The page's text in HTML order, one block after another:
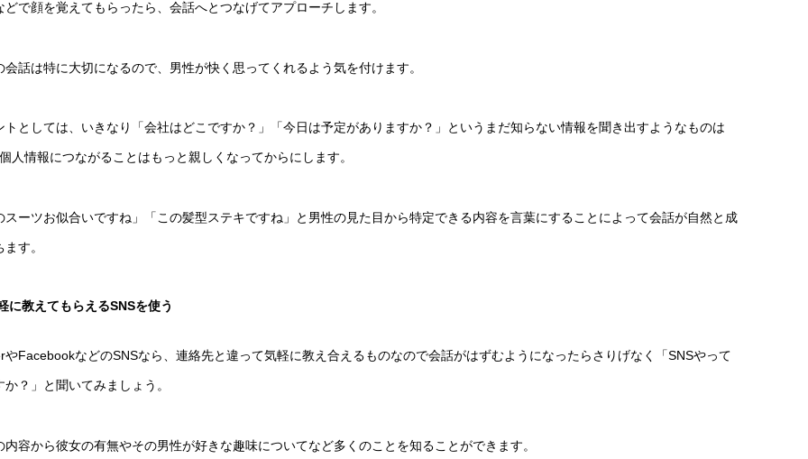
どで顔を覚えてもらったら、会話へとつなげてアプローチします。
会話は特に大切になるので、男性が快く思ってくれるよう気を付けます。
トとしては、いきなり「会社はどこですか？」「今日は予定がありますか？」というまだ知らない情報を聞き出すようなものは
人情報につながることはもっと親しくなってからにします。
スーツお似合いですね」「この髪型ステキですね」と男性の見た目から特定できる内容を言葉にすることによって会話が自然と成
す。
に教えてもらえるSNSを使う
やFacebookなどのSNSなら、連絡先と違って気軽に教え合えるものなので会話がはずむようになったらさりげなく「SNSやって
か？」と聞いてみましょう。
内容から彼女の有無やその男性が好きな趣味についてなど多くのことを知ることができます。